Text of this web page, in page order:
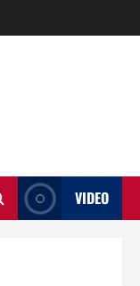
VIDEO